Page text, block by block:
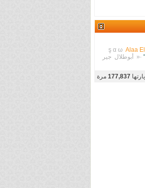
ş α ω Alaa
أبوطلال جير
177,837 مرة